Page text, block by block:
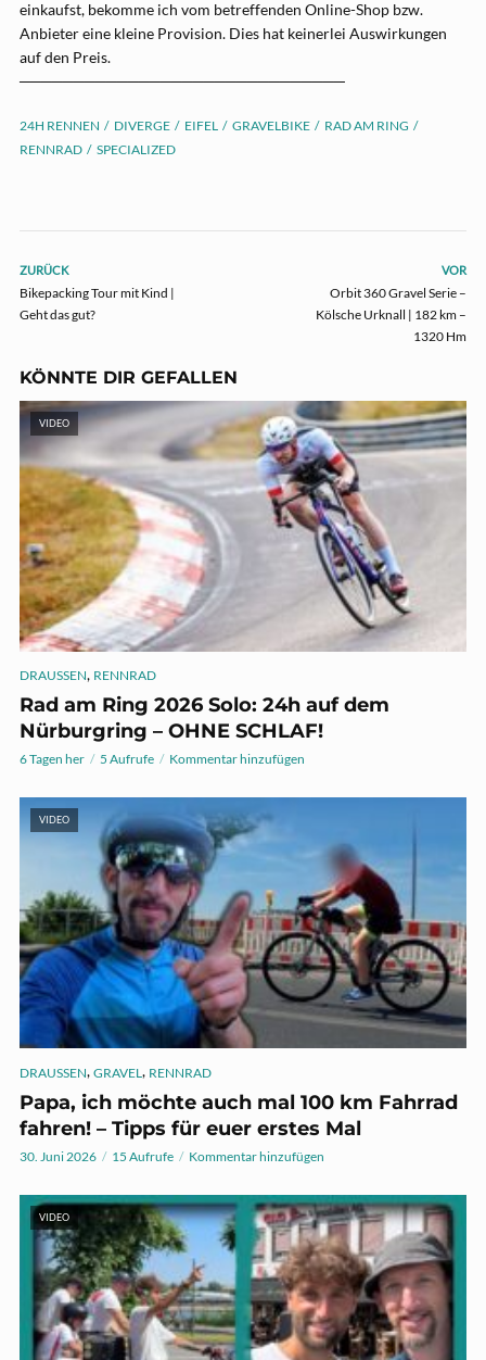
einkaufst, bekomme ich vom betreffenden Online-Shop bzw.
Anbieter eine kleine Provision. Dies hat keinerlei Auswirkungen
auf den Preis.
──────────────────────────────
24H RENNEN DIVERGE EIFEL GRAVELBIKE
RAD AM RING
RENNRAD
SPECIALIZED
ZURÜCK
Bikepacking Tour mit Kind |
Geht das gut?
VOR
Orbit 360 Gravel Serie –
Kölsche Urknall | 182 km –
1320 Hm
KÖNNTE DIR GEFALLEN
VIDEO
DRAUSSEN, RENNRAD
Rad am Ring 2026 Solo: 24h auf dem
Nürburgring – OHNE SCHLAF!
6 Tagen her 5 Aufrufe Kommentar hinzufügen
VIDEO
DRAUSSEN, GRAVEL , RENNRAD
Papa, ich möchte auch mal 100 km Fahrrad
fahren! – Tipps für euer erstes Mal
30. Juni 2026 15 Aufrufe Kommentar hinzufügen
VIDEO